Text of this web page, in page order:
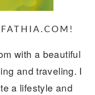
with a beautiful
and traveling. I
a lifestyle and